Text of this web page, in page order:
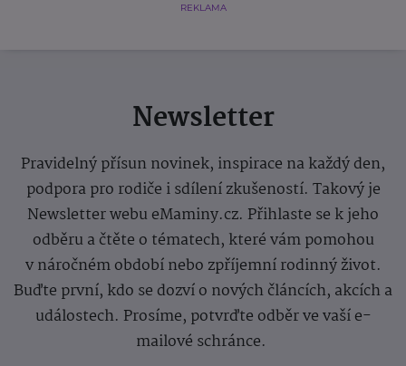
REKLAMA
Newsletter
Pravidelný přísun novinek, inspirace na každý den,
podpora pro rodiče i sdílení zkušeností. Takový je
Newsletter webu eMaminy.cz. Přihlaste se k jeho
odběru a čtěte o tématech, které vám pomohou
v náročném období nebo zpříjemní rodinný život.
Buďte první, kdo se dozví o nových článcích, akcích a
událostech. Prosíme, potvrďte odběr ve vaší e-
mailové schránce.